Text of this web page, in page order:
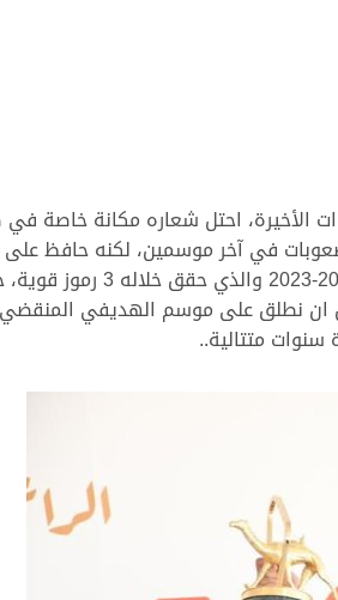
احتل شعاره مكانة خاصة في
في آخر موسمين، لكنه حافظ
آماله في العودة لمنصات التتويج من جديد،
ان نطلق على موسم الهديفي
سنوات متتالية..